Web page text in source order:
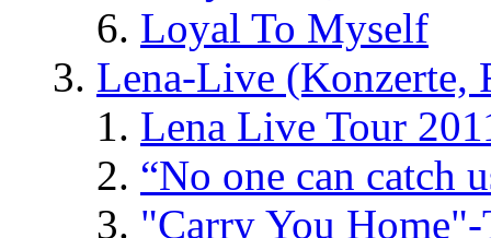
Loyal To Myself
Lena-Live (Konzerte,
Lena Live Tour
“No one can catch
"Carry You